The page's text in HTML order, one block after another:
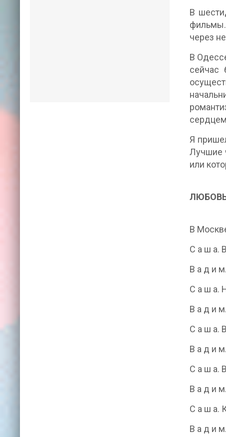
В
фильмы.
через
В
сейчас
Я
Лучшие
или
В
С а ш а.
В а д и
С а ш а.
В а д и
С а ш а.
В а д и
С а ш а.
В а д и
С а ш а.
В а д и